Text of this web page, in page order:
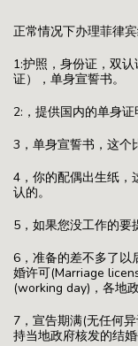
正常情况下办理菲律
1:护照，身份证，双
证），单身宣誓书。
2:，提供国内的单身证
3，单身宣誓书，这个
4，你的配偶出生纸，
认的。
5，如果您没工作的要
6，准备的差不多了以
婚许可(Marriage
(working day)，各地
7，宣告期满(无任何
持当地政府核发的结